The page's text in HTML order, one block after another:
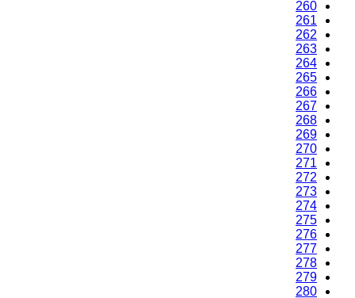
260
261
262
263
264
265
266
267
268
269
270
271
272
273
274
275
276
277
278
279
280